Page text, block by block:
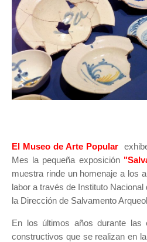
El Museo de Arte Popular
Mes la pequeña exposición
muestra rinde un homenaje a los
labor a través de Instituto
la Dirección de Salvamento
En los últimos años durante las
constructivos que se realizan en